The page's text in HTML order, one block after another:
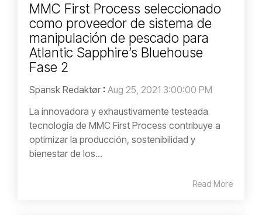
MMC First Process seleccionado
como proveedor de sistema de
manipulación de pescado para
Atlantic Sapphire’s Bluehouse
Fase 2
Spansk Redaktør : Aug 25, 2021 3:00:00 PM
La innovadora y exhaustivamente testeada
tecnología de MMC First Process contribuye a
optimizar la producción, sostenibilidad y
bienestar de los...
Read More